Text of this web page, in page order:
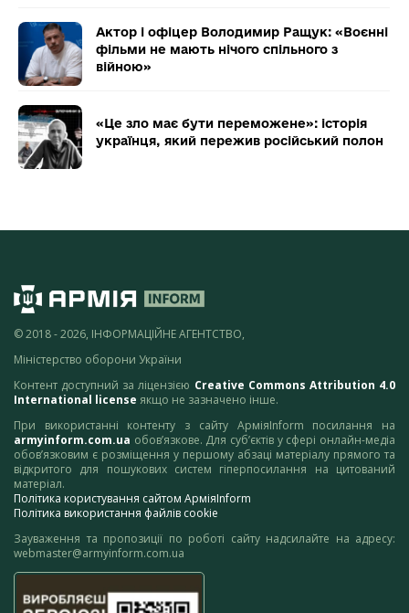
Актор і офіцер Володимир Ращук: «Воєнні
фільми не мають нічого спільного з
війною»
«Це зло має бути переможене»: історія
українця, який пережив російський полон
© 2018 - 2026, ІНФОРМАЦІЙНЕ АГЕНТСТВО,
Міністерство оборони України
Контент доступний за ліцензією Creative Commons Attribution 4.0
International license якщо не зазначено інше.
При використанні контенту з сайту АрміяInform посилання на
armyinform.com.ua обов’язкове. Для суб’єктів у сфері онлайн-медіа
обов’язковим є розміщення у першому абзаці матеріалу прямого та
відкритого для пошукових систем гіперпосилання на цитований
матеріал.
Політика користування сайтом АрміяInform
Політика використання файлів cookie
Зауваження та пропозиції по роботі сайту надсилайте на адресу:
webmaster@armyinform.com.ua